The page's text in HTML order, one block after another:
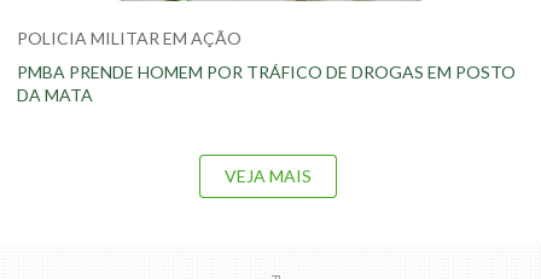
POLICIA MILITAR EM AÇÃO
PMBA PRENDE HOMEM POR TRÁFICO DE DROGAS EM POSTO
DA MATA
VEJA MAIS